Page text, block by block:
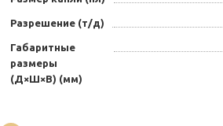
Разрешение (т/д)
Габаритные
размеры
(Д×Ш×В) (мм)